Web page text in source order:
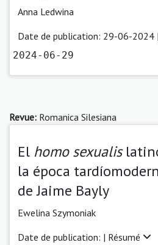
Anna Ledwina
Date de publication: 29-06-2024 |
2024-06-29
Revue: Romanica Silesiana
El homo sexualis
la época
de Jaime Bayly
Ewelina Szymoniak
Date de publication: | Résumé